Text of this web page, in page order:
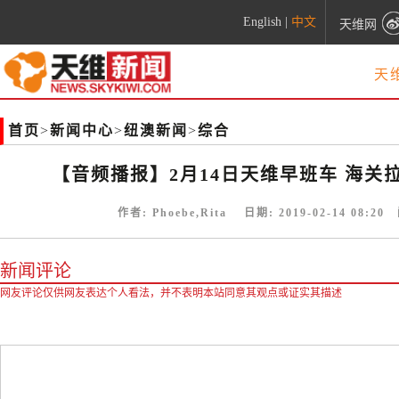
English 中文 天维网
天
首页>新闻中心>纽澳新闻 >综合
【音频播报】2月14日天维早班车 海
作者: Phoebe,Rita 日期: 2019-02-14 08:20
新闻评论
网友评论仅供网友表达个人看法，并不表明本站同意其观点或证实其描述